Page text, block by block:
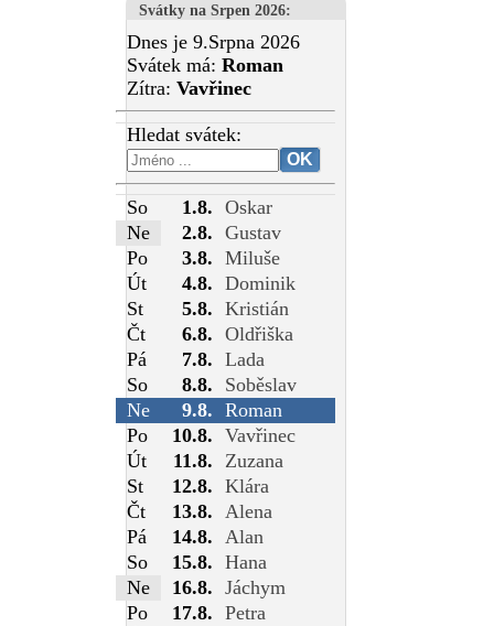
Svátky na Srpen 2026:
Dnes je 9.Srpna 2026
Svátek má: Roman
Zítra: Vavřinec
Hledat svátek:
So 1.8. Oskar
Ne
2.8. Gustav
Po
3.8. Miluše
Út
4.8. Dominik
St
5.8. Kristián
Čt
6.8. Oldřiška
Pá
7.8. Lada
So
8.8.
Soběslav
Ne
9.8. Roman
Po
10.8. Vavřinec
Út
11.8.
Zuzana
St
12.8. Klára
Čt
13.8. Alena
Pá
14.8. Alan
So
15.8. Hana
Ne
16.8. Jáchym
Po
17.8. Petra